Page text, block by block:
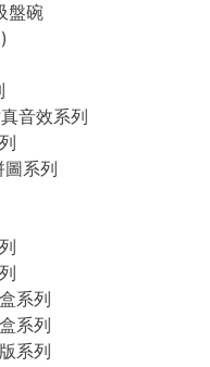
盤碗
音效系列
系列
系列
系列
系列